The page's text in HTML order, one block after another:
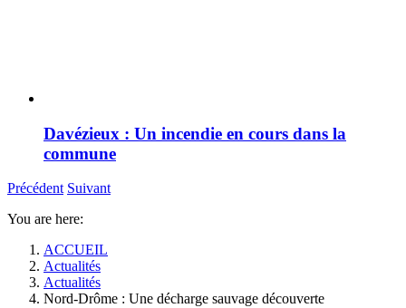
Davézieux : Un incendie en cours dans la
commune
Précédent Suivant
You are here:
ACCUEIL
Actualités
Actualités
Nord-Drôme : Une décharge sauvage découverte